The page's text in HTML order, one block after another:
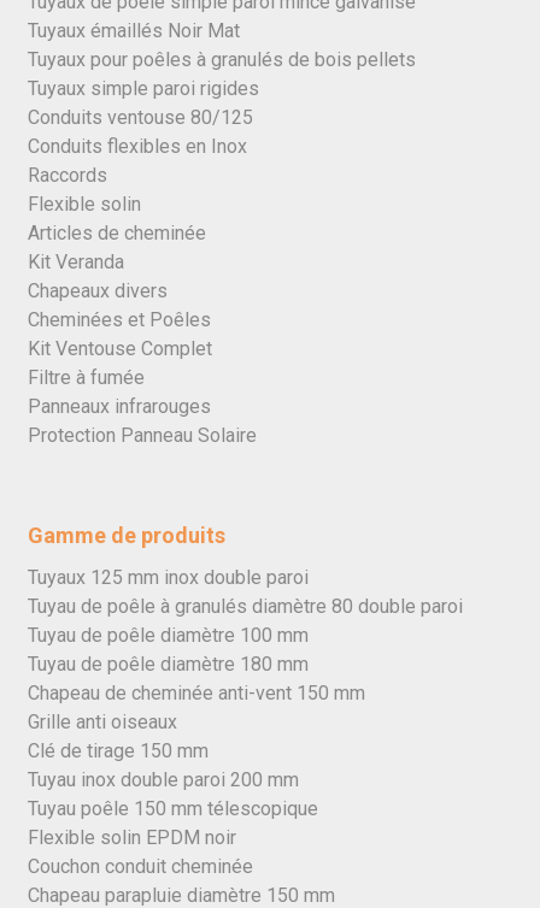
Tuyaux émaillés Noir Mat
Tuyaux pour poêles à granulés de bois pellets
Tuyaux simple paroi rigides
Conduits ventouse 80/125
Conduits flexibles en Inox
Raccords
Flexible solin
Articles de cheminée
Kit Veranda
Chapeaux divers
Cheminées et Poêles
Kit Ventouse Complet
Filtre à fumée
Panneaux infrarouges
Protection Panneau Solaire
Gamme de produits
Tuyaux 125 mm inox double paroi
Tuyau de poêle à granulés diamètre 80 double paroi
Tuyau de poêle diamètre 100 mm
Tuyau de poêle diamètre 180 mm
Chapeau de cheminée anti-vent 150 mm
Grille anti oiseaux
Clé de tirage 150 mm
Tuyau inox double paroi 200 mm
Tuyau poêle 150 mm télescopique
Flexible solin EPDM noir
Couchon conduit cheminée
Chapeau parapluie diamètre 150 mm